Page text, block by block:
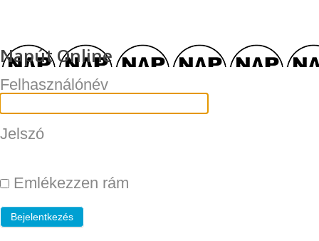
Napút Online
Felhasználónév
Jelszó
Emlékezzen rám